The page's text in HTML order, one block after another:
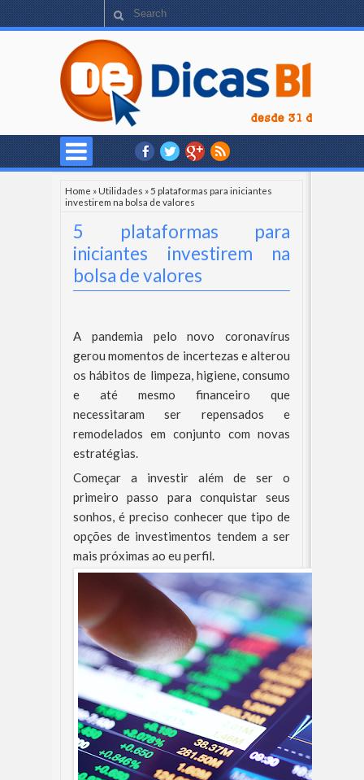
Home »Utilidades » 5 plataformas para iniciantes
investirem na bolsa de valores
5 plataformas para
iniciantes investirem na
bolsa de valores
A pandemia pelo novo coronavírus
gerou momentos de incertezas e alterou
os hábitos de limpeza, higiene, consumo
e até mesmo financeiro que
necessitaram ser repensados e
remodelados em conjunto com novas
estratégias.
Começar a investir além de ser o
primeiro passo para conquistar seus
sonhos, é preciso conhecer que tipo de
opções de investimentos tendem a ser
mais próximas ao eu perfil.